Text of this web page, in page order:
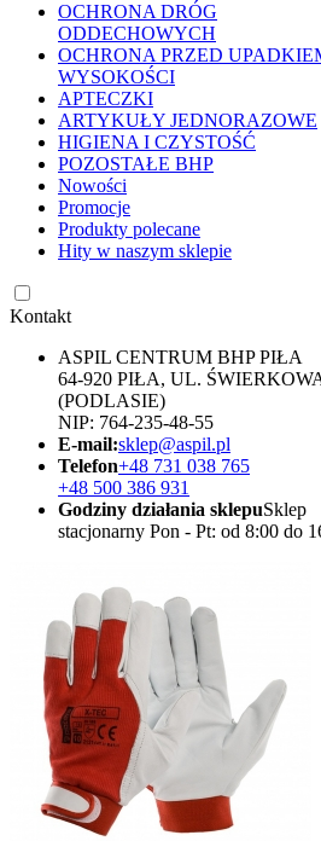
OCHRONA DRÓG
ODDECHOWYCH
OCHRONA PRZED
WYSOKOŚCI
APTECZKI
ARTYKUŁY JEDNORAZOWE
HIGIENA I CZYSTOŚĆ
POZOSTAŁE BHP
Nowości
Promocje
Produkty polecane
Hity w naszym sklepie
Kontakt
ASPIL CENTRUM BHP PIŁA
64-920 PIŁA, UL.
(PODLASIE)
NIP: 764-235-48-55
E-mail:sklep@aspil.pl
Telefon+48 731 038 765
+48 500 386 931
Godziny działania sklepuSklep
stacjonarny Pon - Pt: od 8:00 do